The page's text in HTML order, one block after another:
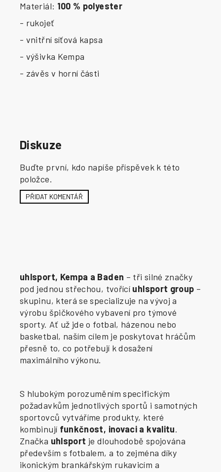
Materiál: 100 % polyester
- rukojeť
- vnitřní síťová kapsa
- výšivka Kempa
- závěs v horní části
Diskuze
Buďte první, kdo napíše příspěvek k této
položce.
PŘIDAT KOMENTÁŘ
uhlsport, Kempa a Baden – tři silné značky
pod jednou střechou, tvořící uhlsport group –
skupinu, která se specializuje na vývoj a
výrobu špičkového vybavení pro týmové
sporty. Ať už jde o fotbal, házenou nebo
basketbal, naším cílem je poskytovat hráčům
přesně to, co potřebují k dosažení
maximálního výkonu.
S hlubokým porozuměním specifickým
požadavkům jednotlivých sportů i samotných
sportovců vytváříme produkty, které
kombinují funkčnost, inovaci a kvalitu.
Značka uhlsport je dlouhodobě spojována
především s fotbalem, a to zejména díky
ikonickým brankářským rukavicím a